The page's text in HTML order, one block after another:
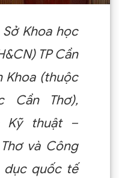
Sở Khoa học
TP Cần
Khoa (thuộc
Cần Thơ),
Kỹ thuật –
và Công
dục quốc tế